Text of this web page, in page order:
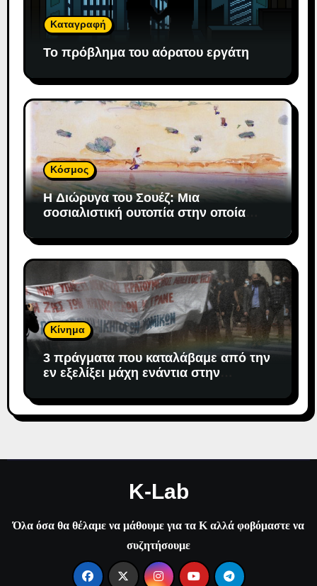
Καταγραφή
Το πρόβλημα του αόρατου εργάτη
Κόσμος
H Διώρυγα του Σουέζ: Μια
σοσιαλιστική ουτοπία στην οποία
Κίνημα
3 πράγματα που καταλάβαμε από την
εν εξελίξει μάχη ενάντια στην
K-Lab
Όλα όσα θα θέλαμε να μάθουμε για τα Κ αλλά φοβόμαστε να
συζητήσουμε